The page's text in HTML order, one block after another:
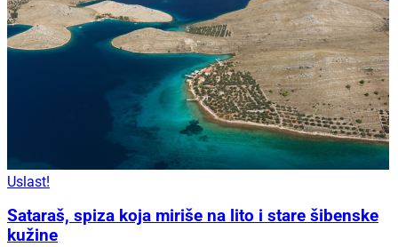
Uslast!
Sataraš, spiza koja miriše na lito i stare šibenske
kužine